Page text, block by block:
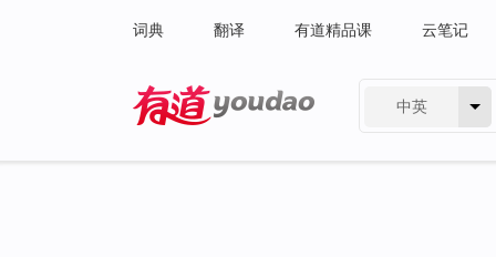
词典 翻译 有道精品课 云笔记
中英